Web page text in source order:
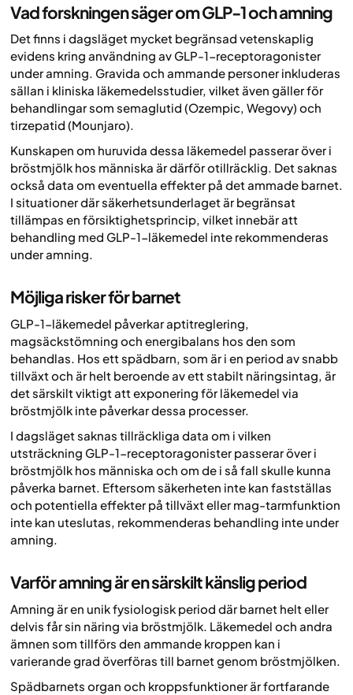
Vad forskningen säger om GLP-1 och amning
Det finns i dagsläget mycket begränsad vetenskaplig
evidens kring användning av GLP-1-receptoragonister
under amning. Gravida och ammande personer inkluderas
sällan i kliniska läkemedelsstudier, vilket även gäller för
behandlingar som semaglutid (Ozempic, Wegovy) och
tirzepatid (Mounjaro).
Kunskapen om huruvida dessa läkemedel passerar över i
bröstmjölk hos människa är därför otillräcklig. Det saknas
också data om eventuella effekter på det ammade barnet.
I situationer där säkerhetsunderlaget är begränsat
tillämpas en försiktighetsprincip, vilket innebär att
behandling med GLP-1-läkemedel inte rekommenderas
under amning.
Möjliga risker för barnet
GLP-1-läkemedel påverkar aptitreglering,
magsäckstömning och energibalans hos den som
behandlas. Hos ett spädbarn, som är i en period av snabb
tillväxt och är helt beroende av ett stabilt näringsintag, är
det särskilt viktigt att exponering för läkemedel via
bröstmjölk inte påverkar dessa processer.
I dagsläget saknas tillräckliga data om i vilken
utsträckning GLP-1-receptoragonister passerar över i
bröstmjölk hos människa och om de i så fall skulle kunna
påverka barnet. Eftersom säkerheten inte kan fastställas
och potentiella effekter på tillväxt eller mag-tarmfunktion
inte kan uteslutas, rekommenderas behandling inte under
amning.
Varför amning är en särskilt känslig period
Amning är en unik fysiologisk period där barnet helt eller
delvis får sin näring via bröstmjölk. Läkemedel och andra
ämnen som tillförs den ammande kroppen kan i
varierande grad överföras till barnet genom bröstmjölken.
Spädbarnets organ och kroppsfunktioner är fortfarande